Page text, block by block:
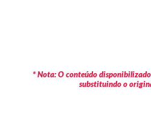
* Nota: O conteúdo
substituindo o